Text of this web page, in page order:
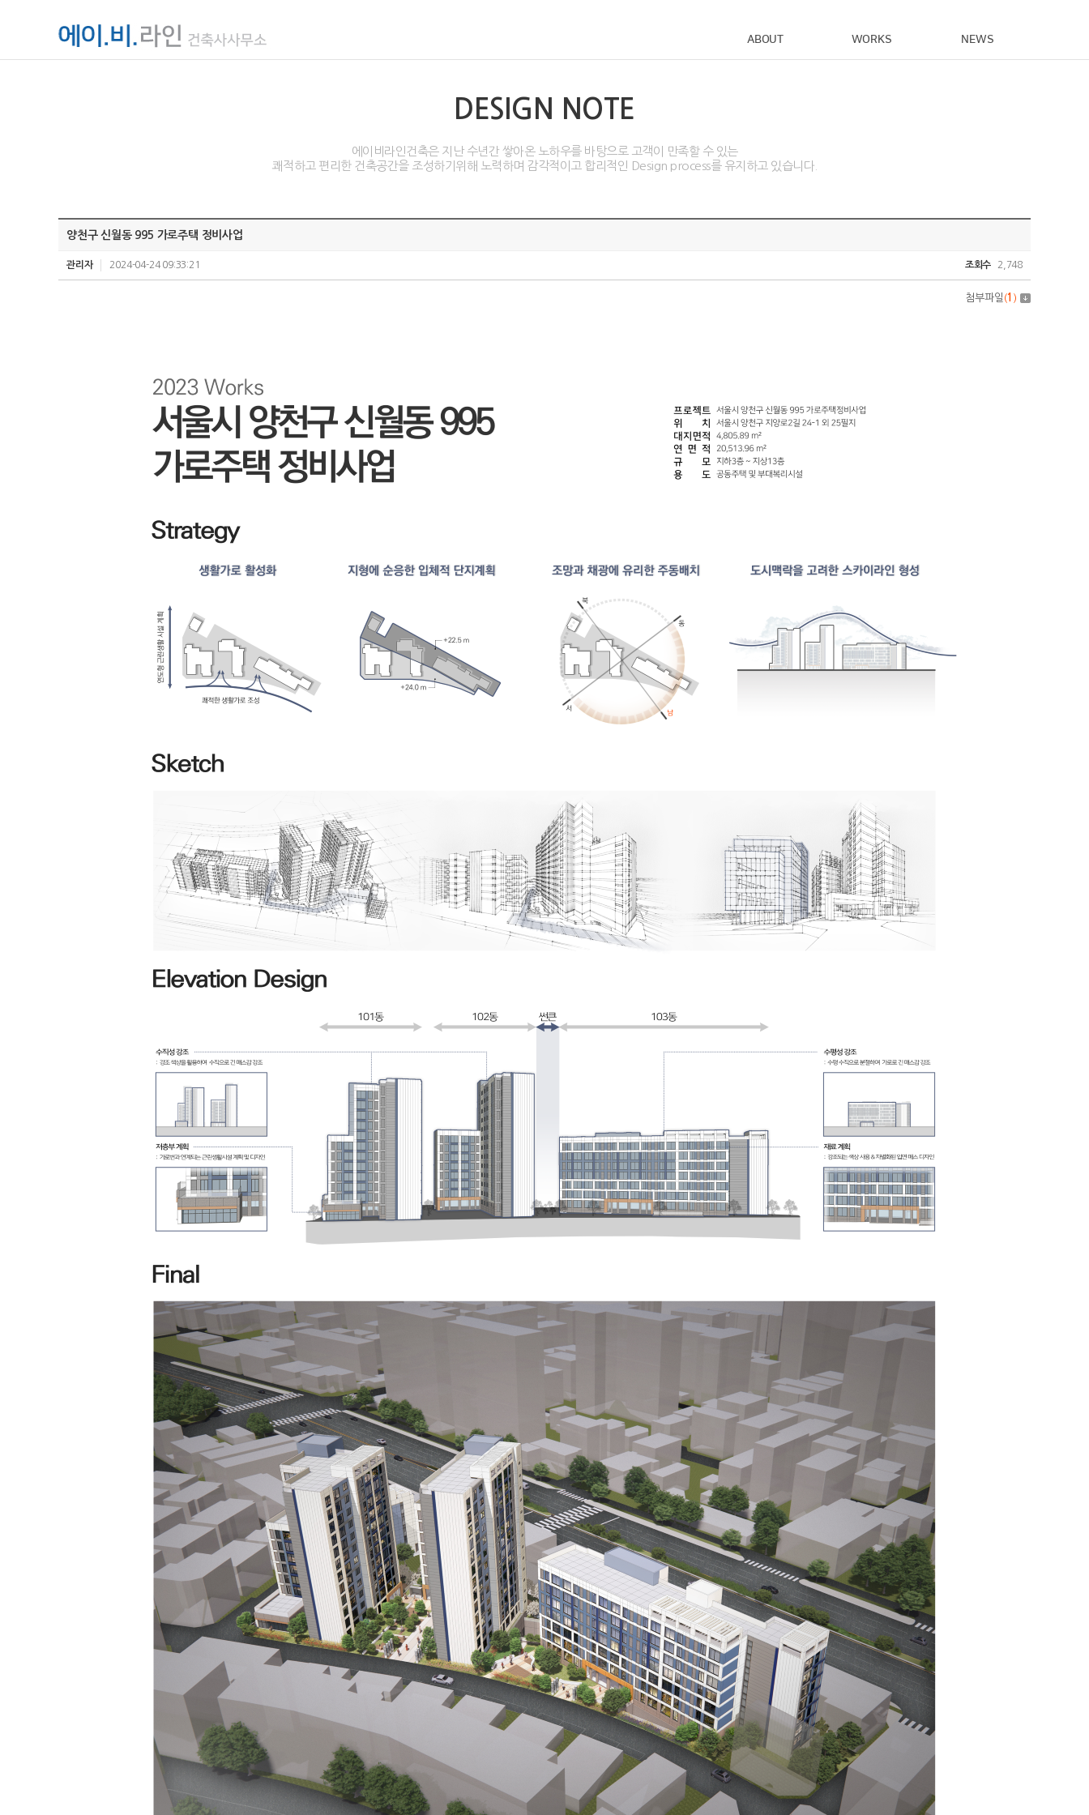
ABOUT WORKS NEWS
DESIGN NOTE
에이비라인건축은 지난 수년간 쌓아온 노하우를 바탕으로 고객이 만족할 수 있는
쾌적하고 편리한 건축공간을 조성하기위해 노력하며 감각적이고 합리적인 Design process를 유지하고 있습니다.
양천구 신월동 995 가로주택 정비사업
관리자 2024-04-24 09:33:21 조회수 2,748
첨부파일 (1 )